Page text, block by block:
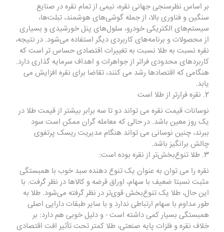
بر اساس نظرسنجی جهانی نقره، نیمی از تمام نقره در صنایع
سنگین و فناوری بالا، از جمله گوشی‌های هوشمند، تبلت‌ها،
سیستم‌های الکتریکی خودرو، سلول‌های پنل خورشیدی و بسیاری
از محصولات و برنامه‌های کاربردی دیگر استفاده می‌شود. در نتیجه،
نقره نسبت به طلا نسبت به تغییرات اقتصادی حساس تر است که
کاربردهای محدودی فراتر از جواهرات و اهداف سرمایه گذاری دارد.
هنگامی که اقتصادها رشد می کنند، تقاضا برای نقره افزایش می
یابد.
2. نقره فرارتر از طلا است
نوسانات قیمت نقره می تواند دو تا سه برابر بیشتر از قیمت طلا در
یک روز معین باشد. در حالی که معامله گران ممکن است سود
ببرند، چنین نوسانی می تواند هنگام مدیریت ریسک پرتفوی
چالش برانگیز باشد.
3. طلا تنوع‌بخش‌تر از نقره بوده است:
نقره را می توان به عنوان یک تنوع دهنده سبد خوب با همبستگی
مثبت نسبتا ضعیف با سهام، اوراق قرضه و کالاها در نظر گرفت. با
این حال، طلا یک تنوع‌بخش قوی‌تر در نظر گرفته می‌شود. طلا به
طور مداوم با سهام ارتباطی ندارد و با سایر طبقات دارایی اصلی
همبستگی بسیار کمی داشته است - و دلیل خوبی هم دارد: بر
خلاف نقره و فلزات پایه صنعتی، طلا کمتر تحت تأثیر افت اقتصادی